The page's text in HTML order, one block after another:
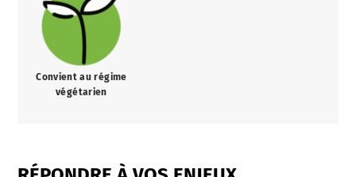
Convient au régime
végétarien